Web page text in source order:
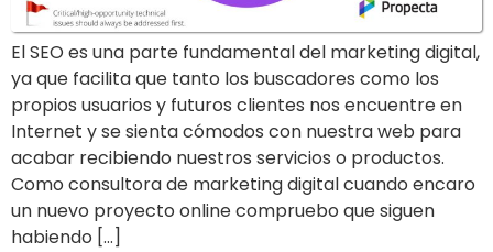
El SEO es una parte fundamental del marketing digital,
ya que facilita que tanto los buscadores como los
propios usuarios y futuros clientes nos encuentre en
Internet y se sienta cómodos con nuestra web para
acabar recibiendo nuestros servicios o productos.
Como consultora de marketing digital cuando encaro
un nuevo proyecto online compruebo que siguen
habiendo […]